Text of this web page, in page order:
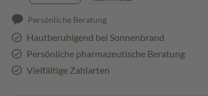
Persönliche Beratung
Hautberuhigend bei Sonnenbrand
Persönliche pharmazeutische Beratung
Vielfältige Zahlarten